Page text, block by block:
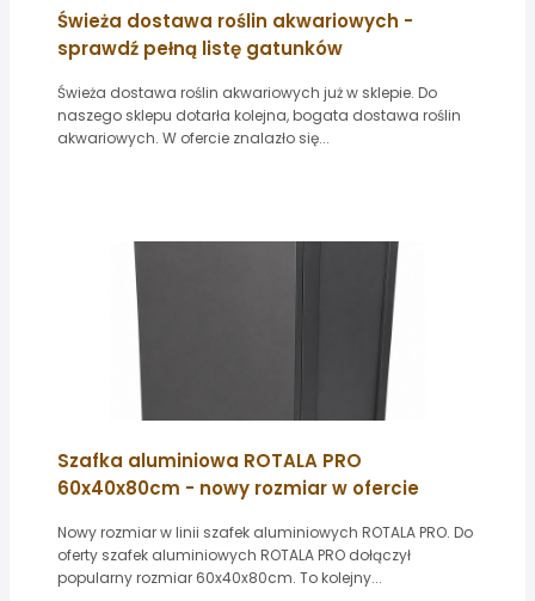
Świeża dostawa roślin akwariowych -
sprawdź pełną listę gatunków
Świeża dostawa roślin akwariowych już w sklepie. Do
naszego sklepu dotarła kolejna, bogata dostawa roślin
akwariowych. W ofercie znalazło się...
Szafka aluminiowa ROTALA PRO
60x40x80cm - nowy rozmiar w ofercie
Nowy rozmiar w linii szafek aluminiowych ROTALA PRO. Do
oferty szafek aluminiowych ROTALA PRO dołączył
popularny rozmiar 60x40x80cm. To kolejny...